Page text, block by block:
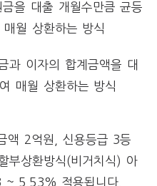
을 대출 개월수만큼 균등
월 상환하는 방식
과 이자의 합계금액을 대
매월 상환하는 방식
액 2억원, 신용등급 3등
부상환방식(비거치식) 아
~ 5.53% 적용됩니다.